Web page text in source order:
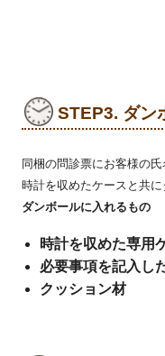
STEP3. ダン
同梱の問診票にお客様の
時計を収めたケースと共に
ダンボールに入れるもの
時計を収めた専用
必要事項を記入し
クッション材